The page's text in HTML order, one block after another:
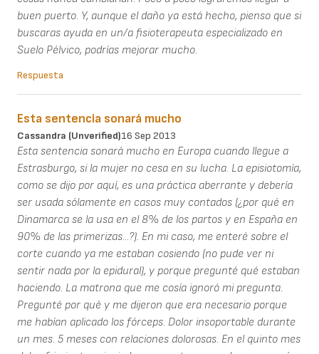
buen puerto. Y, aunque el daño ya está hecho, pienso que si
buscaras ayuda en un/a fisioterapeuta especializado en
Suelo Pélvico, podrías mejorar mucho.
Respuesta
Esta sentencia sonará mucho
Cassandra (unverified)16 Sep 2013
Esta sentencia sonará mucho en Europa cuando llegue a
Estrasburgo, si la mujer no cesa en su lucha. La episiotomía,
como se dijo por aquí, es una práctica aberrante y debería
ser usada sólamente en casos muy contados (¿por qué en
Dinamarca se la usa en el 8% de los partos y en España en
90% de las primerizas...?). En mi caso, me enteré sobre el
corte cuando ya me estaban cosiendo (no pude ver ni
sentir nada por la epidural), y porque pregunté qué estaban
haciendo. La matrona que me cosía ignoró mi pregunta.
Pregunté por qué y me dijeron que era necesario porque
me habían aplicado los fórceps. Dolor insoportable durante
un mes. 5 meses con relaciones dolorosas. En el quinto mes